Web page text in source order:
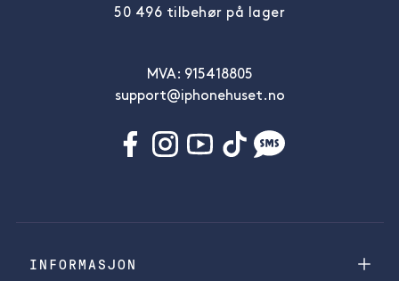
50 496 tilbehør på lager
MVA: 915418805
support@iphonehuset.no
INFORMASJON